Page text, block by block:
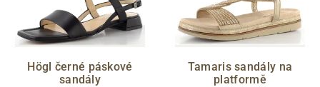
Högl černé páskové
sandály
Tamaris sandály na
platformě